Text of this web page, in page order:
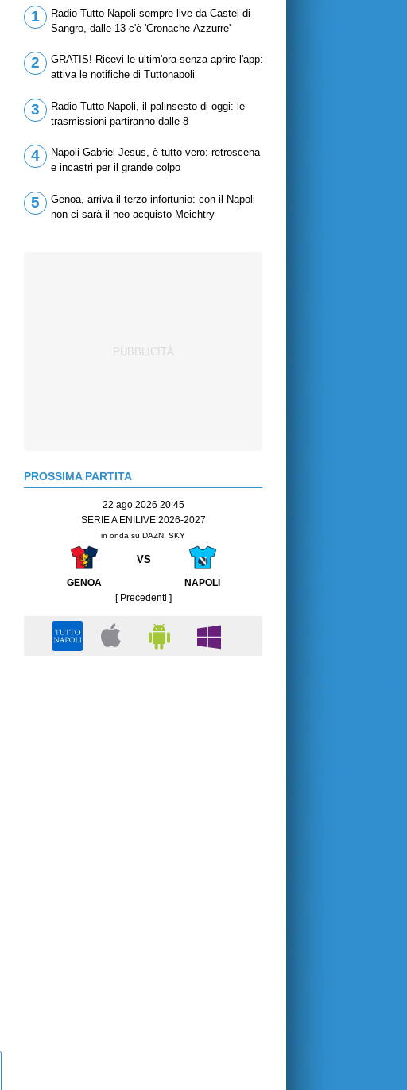
1
Radio Tutto Napoli sempre live da Castel di
Sangro, dalle 13 c'è 'Cronache Azzurre'
2
GRATIS! Ricevi le ultim'ora senza aprire l'app:
attiva le notifiche di Tuttonapoli
3
Radio Tutto Napoli, il palinsesto di oggi: le
trasmissioni partiranno dalle 8
4
Napoli-Gabriel Jesus, è tutto vero: retroscena
e incastri per il grande colpo
5
Genoa, arriva il terzo infortunio: con il Napoli
non ci sarà il neo-acquisto Meichtry
PROSSIMA PARTITA
22 ago 2026 20:45
SERIE A ENILIVE 2026-2027
in onda su DAZN, SKY
VS
GENOA
NAPOLI
[ Precedenti ]